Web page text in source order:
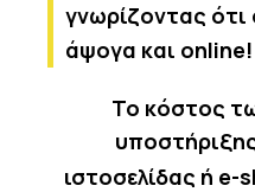
γνωρίζοντας ότι
άψογα και online!
Το κόστος
ιστοσελίδας ή e-